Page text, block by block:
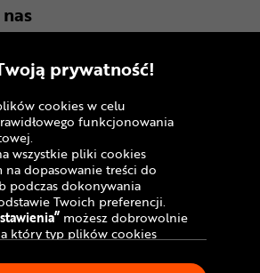
- 2026
i zasady korzystania z
cookies
prywatność!
cookies w celu
funkcjonowania
wszystkie pliki cookies
na dopasowanie treści do
podczas dokonywania
Twoich preferencji.
możesz dobrowolnie
który typ plików cookies
, wyrażasz zgodę na